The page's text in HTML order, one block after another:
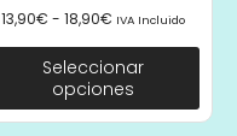
13,90€ - 18,90€ IVA Incluido
Seleccionar
opciones